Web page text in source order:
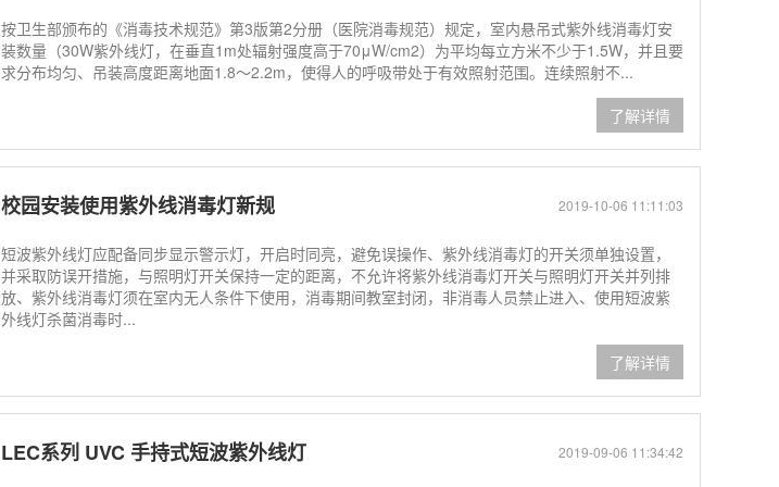
按卫生部颁布的《消毒技术规范》第3版第2分册（医院消毒规范）规定，室内悬吊式紫外线消毒灯安
装数量（30W紫外线灯，在垂直1m处辐射强度高于70μW/cm2）为平均每立方米不少于1.5W，并且要
求分布均匀、吊装高度距离地面1.8～2.2m，使得人的呼吸带处于有效照射范围。连续照射不...
了解详情
2019-10-06 11:11:03
校园安装使用紫外线消毒灯新规
短波紫外线灯应配备同步显示警示灯，开启时同亮，避免误操作、紫外线消毒灯的开关须单独设置，
并采取防误开措施，与照明灯开关保持一定的距离，不允许将紫外线消毒灯开关与照明灯开关并列排
放、紫外线消毒灯须在室内无人条件下使用，消毒期间教室封闭，非消毒人员禁止进入、使用短波紫
外线灯杀菌消毒时...
了解详情
2019-09-06 11:34:42
LEC系列 UVC 手持式短波紫外线灯